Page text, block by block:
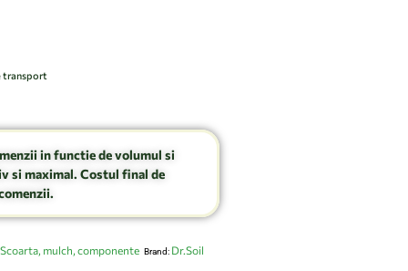
transport
in functie de volumul si
si maximal. Costul final de
Scoarta, mulch, componente Brand: Dr.Soil